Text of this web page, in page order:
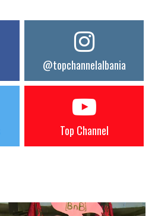
@topchannelalbania
Top Channel